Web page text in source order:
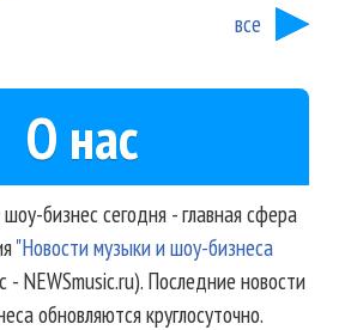
все
О нас
бизнес сегодня - главная сфера
"Новости музыки и шоу-бизнеса
- NEWSmusic.ru). Последние новости
обновляются круглосуточно.